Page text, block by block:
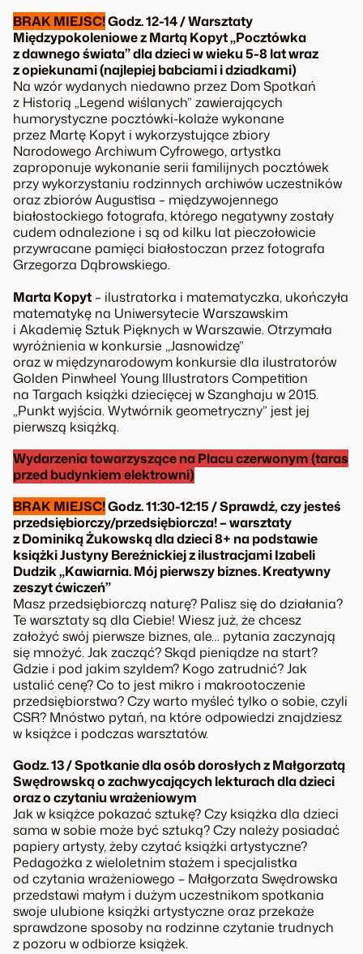
BRAK MIEJSC!Godz. 12-14 / Warsztaty
Międzypokoleniowe z Martą Kopyt „Pocztówka
z dawnego świata” dla dzieci w wieku 5-8 lat wraz
z opiekunami (najlepiej babciami i dziadkami)
Na wzór wydanych niedawno przez Dom Spotkań
z Historią „Legend wiślanych” zawierających
humorystyczne pocztówki-kolaże wykonane
przez Martę Kopyt i wykorzystujące zbiory
Narodowego Archiwum Cyfrowego, artystka
zaproponuje wykonanie serii familijnych pocztówek
przy wykorzystaniu rodzinnych archiwów uczestników
oraz zbiorów Augustisa – międzywojennego
białostockiego fotografa, którego negatywny zostały
cudem odnalezione i są od kilku lat pieczołowicie
przywracane pamięci białostoczan przez fotografa
Grzegorza Dąbrowskiego.
Marta Kopyt– ilustratorka i matematyczka, ukończyła
matematykę na Uniwersytecie Warszawskim
i Akademię Sztuk Pięknych w Warszawie. Otrzymała
wyróżnienia w konkursie ,,Jasnowidzę”
oraz w międzynarodowym konkursie dla ilustratorów
Golden Pinwheel Young Illustrators Competition
na Targach książki dziecięcej w Szanghaju w 2015.
„Punkt wyjścia. Wytwórnik geometryczny” jest jej
pierwszą książką.
Wydarzenia towarzyszące na Placu czerwonym (taras
przed budynkiem elektrowni)
BRAK MIEJSC!Godz. 11:30-12:15 / Sprawdź, czy jesteś
przedsiębiorczy/przedsiębiorcza! – warsztaty
z Dominiką Żukowską dla dzieci 8+ na podstawie
książki Justyny Bereźnickiej z ilustracjami Izabeli
Dudzik „Kawiarnia. Mój pierwszy biznes. Kreatywny
zeszyt ćwiczeń”
Masz przedsiębiorczą naturę? Palisz się do działania?
Te warsztaty są dla Ciebie! Wiesz już, że chcesz
założyć swój pierwsze biznes, ale… pytania zaczynają
się mnożyć. Jak zacząć? Skąd pieniądze na start?
Gdzie i pod jakim szyldem? Kogo zatrudnić? Jak
ustalić cenę? Co to jest mikro i makrootoczenie
przedsiębiorstwa? Czy warto myśleć tylko o sobie, czyli
CSR? Mnóstwo pytań, na które odpowiedzi znajdziesz
w książce i podczas warsztatów.
Godz. 13 / Spotkanie dla osób dorosłych z Małgorzatą
Swędrowską o zachwycających lekturach dla dzieci
oraz o czytaniu wrażeniowym
Jak w książce pokazać sztukę? Czy książka dla dzieci
sama w sobie może być sztuką? Czy należy posiadać
papiery artysty, żeby czytać książki artystyczne?
Pedagożka z wieloletnim stażem i specjalistka
od czytania wrażeniowego – Małgorzata Swędrowska
przedstawi małym i dużym uczestnikom spotkania
swoje ulubione książki artystyczne oraz przekaże
sprawdzone sposoby na rodzinne czytanie trudnych
z pozoru w odbiorze książek.